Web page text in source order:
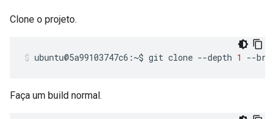
Clone o projeto.
ubuntu@5a99103747c6:~$ git clone --depth 1 --
Faça um build normal.